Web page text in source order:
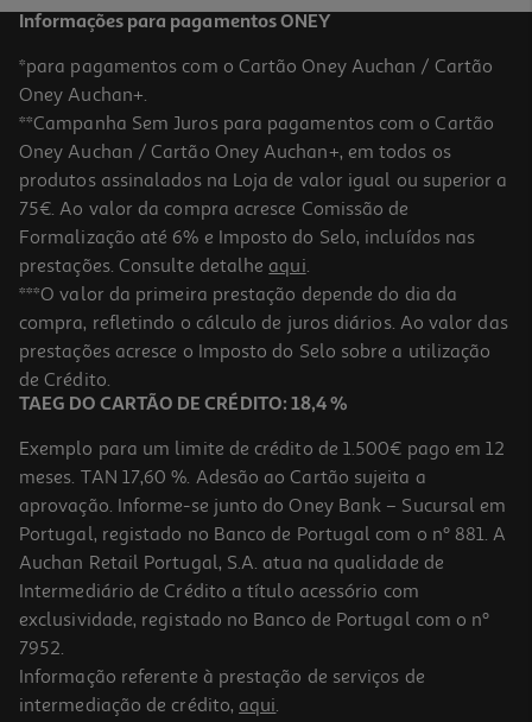
-10%
Livro Stitch E O Samurai - 2
10.71 €/un
11,90 € PVP de editor
10,71 €
-10%
Livro Vaiana 2 - Encontrar O Caminho
Informações para pagamentos ONEY
*para pagamentos com o Cartão Oney Auchan / Cartão
Oney Auchan+.
**Campanha Sem Juros para pagamentos com o Cartão
Oney Auchan / Cartão Oney Auchan+, em todos os
produtos assinalados na Loja de valor igual ou superior a
75€. Ao valor da compra acresce Comissão de
Formalização até 6% e Imposto do Selo, incluídos nas
prestações. Consulte detalhe aqui.
***O valor da primeira prestação depende do dia da
compra, refletindo o cálculo de juros diários. Ao valor das
prestações acresce o Imposto do Selo sobre a utilização
de Crédito.
TAEG DO CARTÃO DE CRÉDITO: 18,4 %
Exemplo para um limite de crédito de 1.500€ pago em 12
meses. TAN 17,60 %. Adesão ao Cartão sujeita a
aprovação. Informe-se junto do Oney Bank – Sucursal em
Portugal, registado no Banco de Portugal com o nº 881. A
Auchan Retail Portugal, S.A. atua na qualidade de
Intermediário de Crédito a título acessório com
exclusividade, registado no Banco de Portugal com o nº
7952.
Informação referente à prestação de serviços de
intermediação de crédito, aqui.